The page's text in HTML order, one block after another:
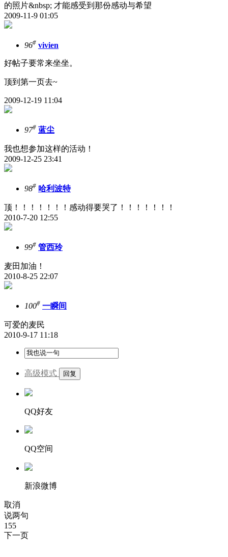
的照片&nbsp; 才能感受到那份感动与希望
2009-11-9 01:05
96# vivien
好帖子要常来坐坐。
顶到第一页去~
2009-12-19 11:04
97# 蓝尘
我也想参加这样的活动！
2009-12-25 23:41
98# 哈利波特
顶！！！！！！！感动得要哭了！！！！！！！
2010-7-20 12:55
99# 管西玲
麦田加油！
2010-8-25 22:07
100# 一瞬间
可爱的麦民
2010-9-17 11:18
高级模式
QQ好友
QQ空间
新浪微博
取消
说两句
155
下一页